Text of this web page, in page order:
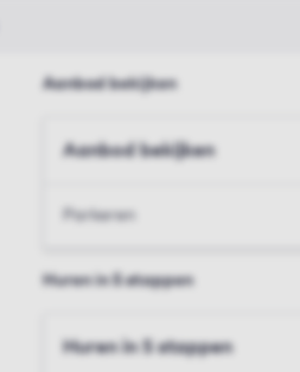
Aanbod bekijken
Aanbod bekijken
Parkeren
Huren in 5 stappen
Huren in 5 stappen